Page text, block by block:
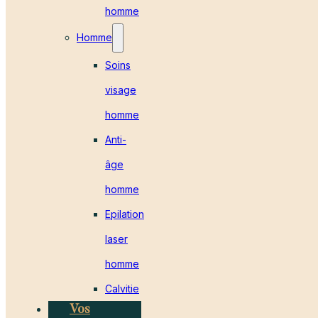
homme
Homme
Soins
visage
homme
Anti-
âge
homme
Epilation
laser
homme
Calvitie
Vos